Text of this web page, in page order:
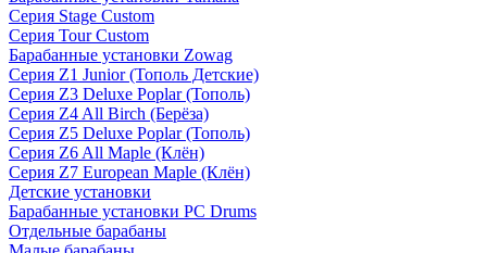
Серия Stage Custom
Серия Tour Custom
Барабанные установки Zowag
Серия Z1 Junior (Тополь Детские)
Серия Z3 Deluxe Poplar (Тополь)
Серия Z4 All Birch (Берёза)
Серия Z5 Deluxe Poplar (Тополь)
Серия Z6 All Maple (Клён)
Серия Z7 European Maple (Клён)
Детские установки
Барабанные установки PC Drums
Отдельные барабаны